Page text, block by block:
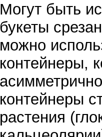
Могут быть
букеты
можно
контейнеры,
контейнеры
растения